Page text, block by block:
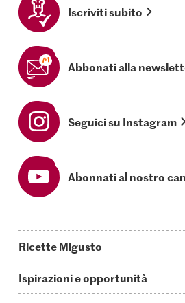
Iscriviti subito
Abbonati alla
Seguici su Instagram
Abonnati al nostro
Ricette Migusto
Oggi cucino
Ispirazioni e opportunità